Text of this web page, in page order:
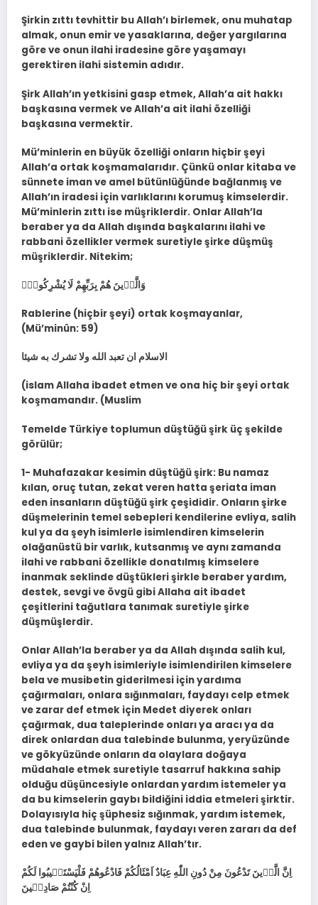
Şirkin zıttı tevhittir bu Allah’ı birlemek, onu muhatap
almak, onun emir ve yasaklarına, değer yargılarına
göre ve onun ilahi iradesine göre yaşamayı
gerektiren ilahi sistemin adıdır.
Şirk Allah’ın yetkisini gasp etmek, Allah’a ait hakkı
başkasına vermek ve Allah’a ait ilahi özelliği
başkasına vermektir.
Mü’minlerin en büyük özelliği onların hiçbir şeyi
Allah’a ortak koşmamalarıdır. Çünkü onlar kitaba ve
sünnete iman ve amel bütünlüğünde bağlanmış ve
Allah’ın iradesi için varlıklarını korumuş kimselerdir.
Mü’minlerin zıttı ise müşriklerdir. Onlar Allah’la
beraber ya da Allah dışında başkalarını ilahi ve
rabbani özellikler vermek suretiyle şirke düşmüş
müşriklerdir. Nitekim;
وَالَّذ۪ينَ هُمْ بِرَبِّهِمْ لَا يُشْرِكُونَۙ
Rablerine (hiçbir şeyi) ortak koşmayanlar,
(Mü’minûn: 59)
الاسلام ان تعبد الله ولا تشرك به شيئا
(islam Allaha ibadet etmen ve ona hiç bir şeyi ortak
koşmamandır. (Muslim
Temelde Türkiye toplumun düştüğü şirk üç şekilde
görülür;
1- Muhafazakar kesimin düştüğü şirk: Bu namaz
kılan, oruç tutan, zekat veren hatta şeriata iman
eden insanların düştüğü şirk çeşididir. Onların şirke
düşmelerinin temel sebepleri kendilerine evliya, salih
kul ya da şeyh isimlerle isimlendiren kimselerin
olağanüstü bir varlık, kutsanmış ve aynı zamanda
ilahi ve rabbani özellikle donatılmış kimselere
inanmak seklinde düştükleri şirkle beraber yardım,
destek, sevgi ve övgü gibi Allaha ait ibadet
çeşitlerini tağutlara tanımak suretiyle şirke
düşmüşlerdir.
Onlar Allah’la beraber ya da Allah dışında salih kul,
evliya ya da şeyh isimleriyle isimlendirilen kimselere
bela ve musibetin giderilmesi için yardıma
çağırmaları, onlara sığınmaları, faydayı celp etmek
ve zarar def etmek için Medet diyerek onları
çağırmak, dua taleplerinde onları ya aracı ya da
direk onlardan dua talebinde bulunma, yeryüzünde
ve gökyüzünde onların da olaylara doğaya
müdahale etmek suretiyle tasarruf hakkına sahip
olduğu düşüncesiyle onlardan yardım istemeler ya
da bu kimselerin gaybı bildiğini iddia etmeleri şirktir.
Dolayısıyla hiç şüphesiz sığınmak, yardım istemek,
dua talebinde bulunmak, faydayı veren zararı da def
eden ve gaybi bilen yalnız Allah’tır.
اِنَّ الَّذ۪ينَ تَدْعُونَ مِنْ دُونِ اللّٰهِ عِبَادٌ اَمْثَالُكُمْ فَادْعُوهُمْ فَلْيَسْتَج۪يبُوا لَكُمْ
اِنْ كُنْتُمْ صَادِق۪ينَ